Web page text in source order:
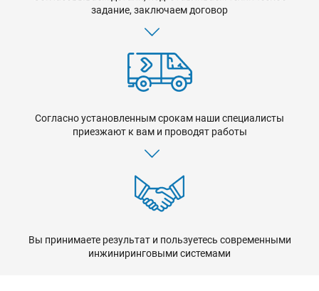
задание, заключаем договор
Согласно установленным срокам наши специалисты
приезжают к вам и проводят работы
Вы принимаете результат и пользуетесь современными
инжиниринговыми системами